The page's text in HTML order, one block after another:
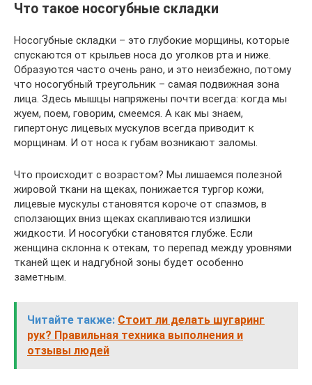
Что такое носогубные складки
Носогубные складки – это глубокие морщины, которые
спускаются от крыльев носа до уголков рта и ниже.
Образуются часто очень рано, и это неизбежно, потому
что носогубный треугольник – самая подвижная зона
лица. Здесь мышцы напряжены почти всегда: когда мы
жуем, поем, говорим, смеемся. А как мы знаем,
гипертонус лицевых мускулов всегда приводит к
морщинам. И от носа к губам возникают заломы.
Что происходит с возрастом? Мы лишаемся полезной
жировой ткани на щеках, понижается тургор кожи,
лицевые мускулы становятся короче от спазмов, в
сползающих вниз щеках скапливаются излишки
жидкости. И носогубки становятся глубже. Если
женщина склонна к отекам, то перепад между уровнями
тканей щек и надгубной зоны будет особенно
заметным.
Читайте также: Стоит ли делать шугаринг
рук? Правильная техника выполнения и
отзывы людей